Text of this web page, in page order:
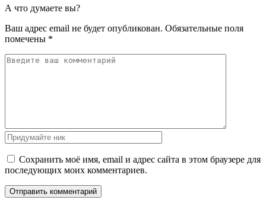
А что думаете вы?
Ваш адрес email не будет опубликован. Обязательные поля
помечены *
Сохранить моё имя, email и адрес сайта в этом браузере для
последующих моих комментариев.